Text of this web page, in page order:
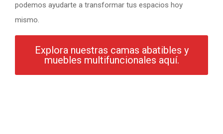
podemos ayudarte a transformar tus espacios hoy
mismo.
Explora nuestras camas abatibles y
muebles multifuncionales aquí.